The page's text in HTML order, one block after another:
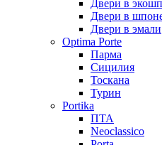
Двери в
Двери в
Двери в эмали
Optima Porte
Парма
Сицилия
Тоскана
Турин
Portika
ПТА
Neoclassico